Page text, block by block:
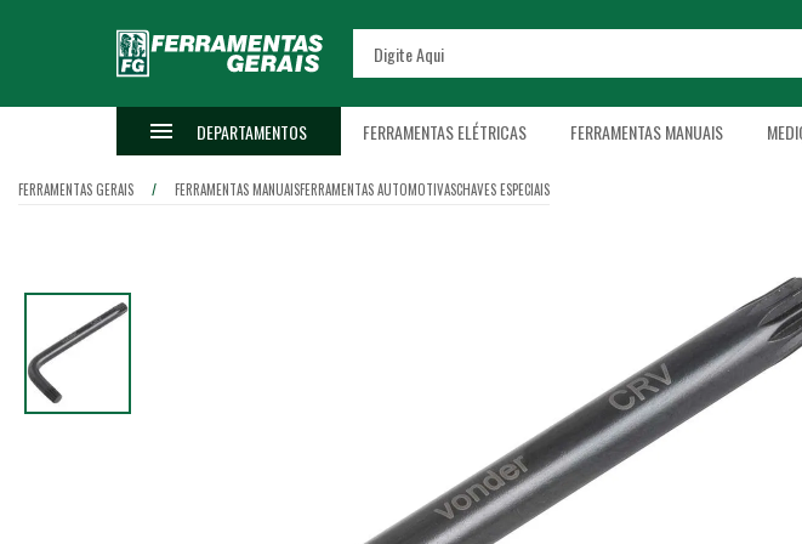
DEPARTAMENTOS FERRAMENTAS ELÉTRICAS FERRAMENTAS MANUAIS
FERRAMENTAS GERAIS FERRAMENTAS MANUAISFERRAMENTAS AUTOMOTIVASCHAVES ESPECIAIS